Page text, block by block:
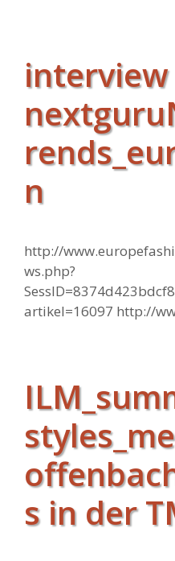
n
http://
ws.php?
artikel=16097 http://
s in der